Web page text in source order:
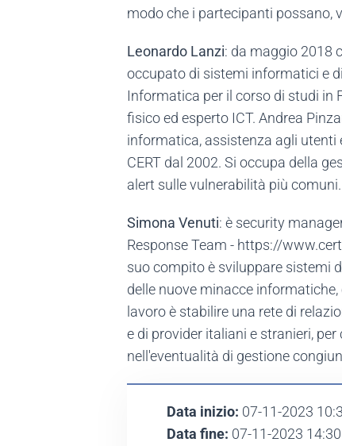
modo che i partecipanti possano,
Leonardo Lanzi: da maggio 2018
occupato di sistemi informatici e
Informatica per il corso di studi in
fisico ed esperto ICT. Andrea
informatica, assistenza agli utenti
CERT dal 2002. Si occupa della
alert sulle vulnerabilità più comuni.
Simona Venuti: è security
Response Team - https://
suo compito è sviluppare sistemi
delle nuove minacce
lavoro è stabilire una rete di
e di provider italiani e stranieri,
nell'eventualità di gestione
Data inizio: 07-11-2023
Data fine: 07-11-2023 14:30